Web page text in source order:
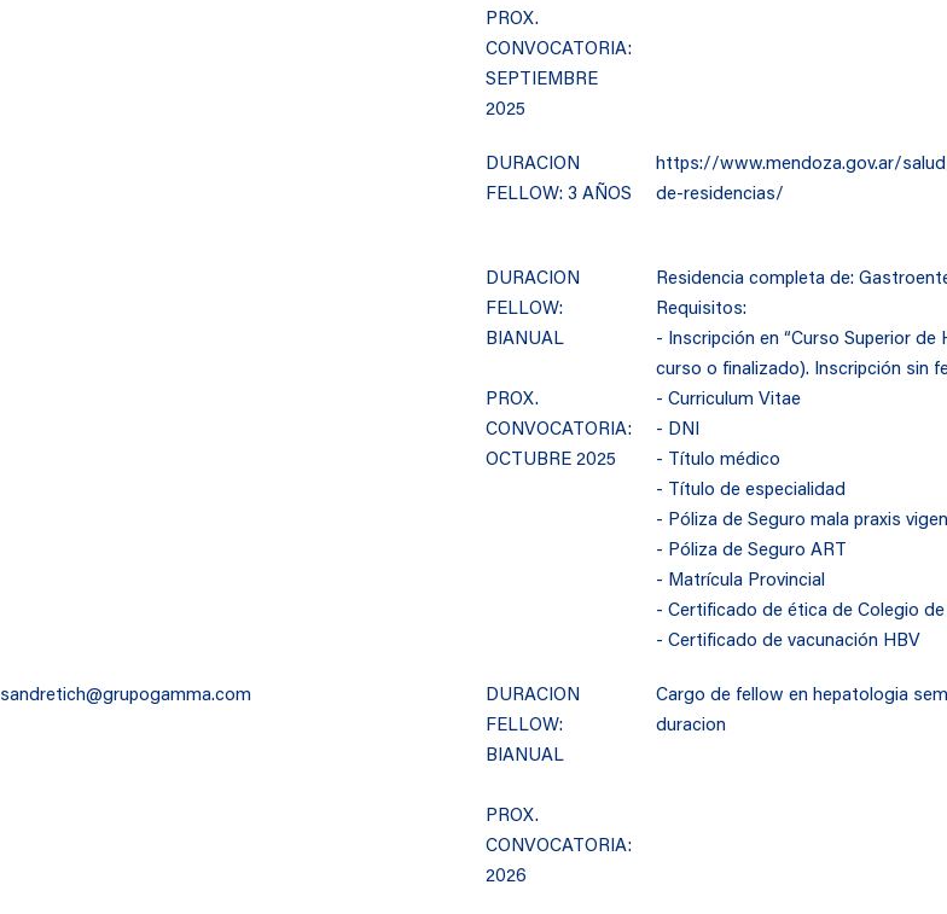
PROX.
CONVOCATORIA:
SEPTIEMBRE
2025
DURACION
FELLOW: 3 AÑOS
https://www.mendoza.gov.ar/
de-residencias/
DURACION
FELLOW:
BIANUAL
PROX.
CONVOCATORIA:
OCTUBRE 2025
Residencia completa de:
Requisitos:
- Inscripción en “Curso Superior de
curso o finalizado). Inscripción sin
- Curriculum Vitae
- DNI
- Título médico
- Título de especialidad
- Póliza de Seguro mala praxis
- Póliza de Seguro ART
- Matrícula Provincial
- Certificado de ética de Colegio
- Certificado de vacunación HBV
sandretich@grupogamma.com
DURACION
FELLOW:
BIANUAL
PROX.
CONVOCATORIA:
2026
Cargo de fellow en hepatologia
duracion